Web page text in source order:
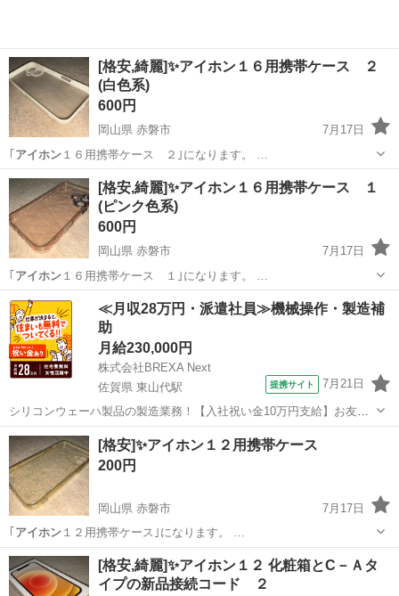
[格安,綺麗]✨アイホン１６用携帯ケース ２
(白色系)
600円
岡山県 赤磐市
7月17日
アイホン１６用携帯ケース ２｣になります。 …
岡山 赤磐市 携帯アクセサリー アイホン
[格安,綺麗]✨アイホン１６用携帯ケース １
(ピンク色系)
600円
岡山県 赤磐市
7月17日
｢アイホン１６用携帯ケース １｣になります。 …
岡山 赤磐市 携帯アクセサリー アイホン
≪月収28万円・派遣社員≫機械操作・製造補
助
月給230,000円
株式会社BREXA Next
佐賀県 東山代駅
提携サイト 7月21日
シリコンウェーハ製品の製造業務！【入社祝い金10万円支給】お友達
やカップルとの応募OK◎年間休日129日＆休出なしでプライベート充
実♪業務はクリーンルームで快適作業◎自社正社員登用制度あり★1食
300円～の格安食堂あり！《佐...
佐賀 伊万里市 東山代駅
[格安]✨アイホン１２用携帯ケース
200円
岡山県 赤磐市
7月17日
｢ アイホン １２用携帯ケース｣になります。 …
岡山 赤磐市 携帯アクセサリー アイホン
[格安,綺麗]✨アイホン１２ 化粧箱とC－Ａタ
イプの新品接続コード ２